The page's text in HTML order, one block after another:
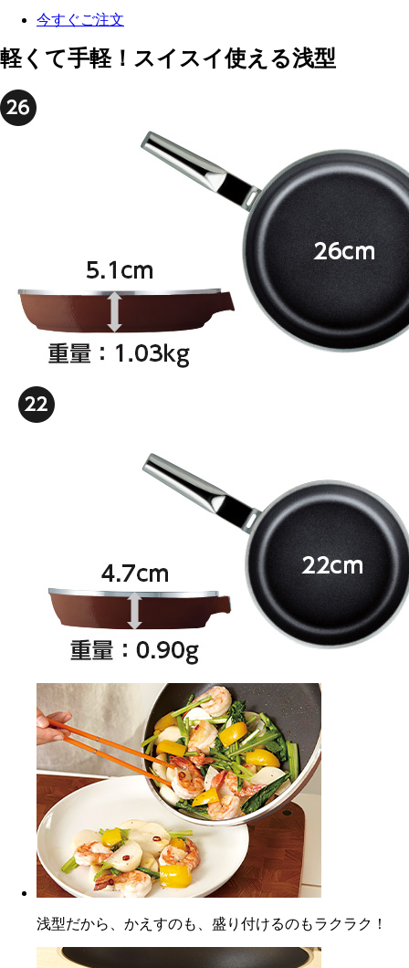
今すぐご注文
軽くて手軽！スイスイ使える浅型
浅型だから、かえすのも、盛り付けるのもラクラク！